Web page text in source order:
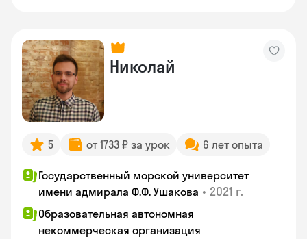
Николай
5 от 1733 ₽ за урок 6 лет опыта
Государственный морской университет
имени адмирала Ф.Ф. Ушакова • 2021 г.
Образовательная автономная
некоммерческая организация